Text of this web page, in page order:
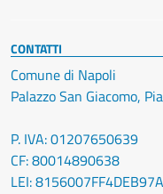
CONTATTI
Comune di Napoli
Palazzo San Giacomo,
P. IVA: 01207650639
CF: 80014890638
LEI: